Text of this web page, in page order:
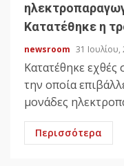
Κατατέθηκε η
newsroom 31
Κατατέθηκε
την οποία
μονάδες
Περισσότερα